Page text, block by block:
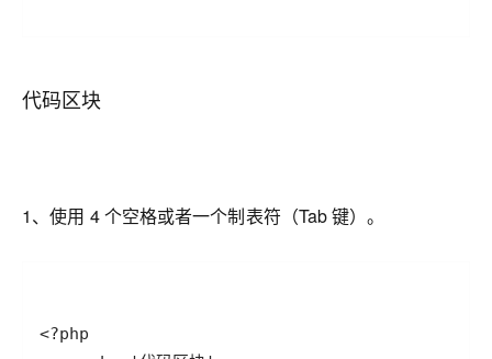
代码区块
1、使用 4 个空格或者一个制表符（Tab 键）。